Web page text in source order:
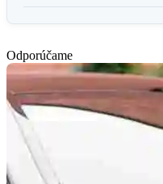
Odporúčame